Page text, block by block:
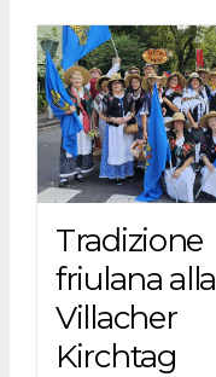
Tradizione
friulana alla
Villacher
Kirchtag